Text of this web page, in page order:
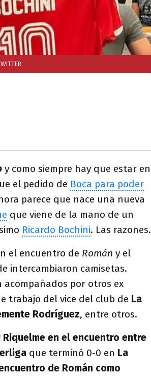
y como siempre hay que estar en
el pedido de Boca para poder
parece que nace una nueva
que viene de la mano de un
Ricardo Bochini. Las razones.
el encuentro de Román y el
intercambiaron camisetas.
acompañados por otros ex
trabajo del vice del club de La
Rodríguez, entre otros.
en el encuentro entre
que terminó 0-0 en La
de Román como